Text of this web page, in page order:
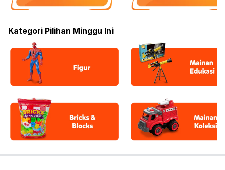
Kategori Pilihan Minggu Ini